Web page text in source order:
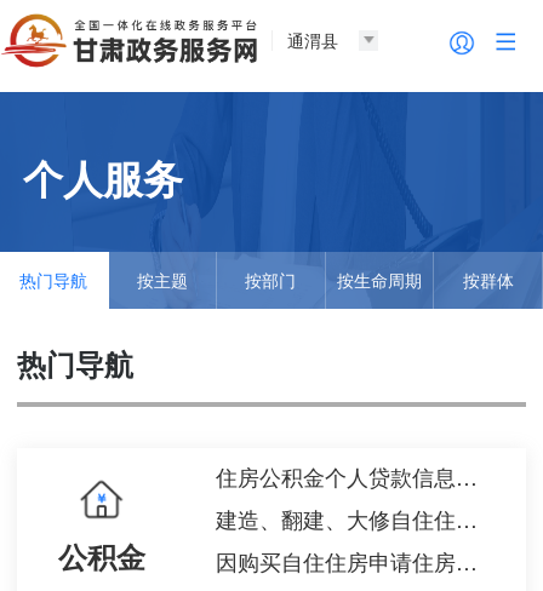
通渭县
个人服务
热门导航 按主题 按部门 按生命周期 按群体
热门导航
公积金
住房公积金个人贷款信息查询
建造、翻建、大修自住住房提取住房公积金
因购买自住住房申请住房公积金贷款